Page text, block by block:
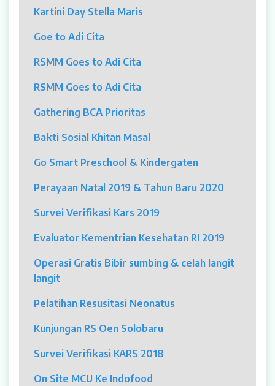
Klinik Nyeri
Dokter
Jadwal Dokter
Sunday Clinic
Dokter Spesialis
Dokter Umum
Kartini Day Stella Maris
Goe to Adi Cita
RSMM Goes to Adi Cita
RSMM Goes to Adi Cita
Gathering BCA Prioritas
Bakti Sosial Khitan Masal
Go Smart Preschool & Kindergaten
Perayaan Natal 2019 & Tahun Baru 2020
Survei Verifikasi Kars 2019
Evaluator Kementrian Kesehatan RI 2019
Operasi Gratis Bibir sumbing & celah langit
langit
Pelatihan Resusitasi Neonatus
Kunjungan RS Oen Solobaru
Survei Verifikasi KARS 2018
On Site MCU Ke Indofood